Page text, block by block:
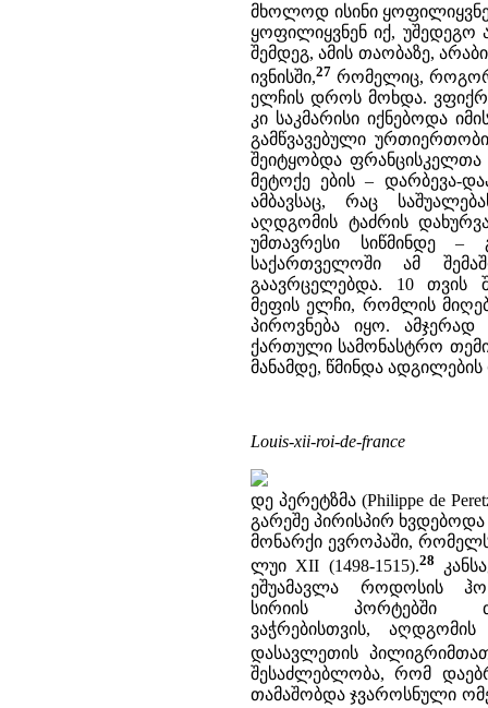
მხოლოდ ისინი
ყოფილიყვნენ იქ,
შემდეგ, ამის თაობაზე,
ივნისში,27 რომელიც,
ელჩის დროს მოხდა.
კი საკმარისი იქნებოდა
გამწვავებული
შეიტყობდა
მეტოქე ების – დარბევა-
ამბავსაც, რაც
აღდგომის ტაძრის
უმთავრესი სიწმინდე
საქართველოში ამ
გაავრცელებდა. 10 თვის
მეფის ელჩი, რომლის
პიროვნება იყო.
ქართული სამონასტრო
მანამდე, წმინდა
Louis-xii-roi-de-france
დე პერეტზმა (Philippe de
გარეშე პირისპირ
მონარქი ევროპაში,
ლუი XII (1498-1515).28
ეშუამავლა როდოსის
სირიის პორტებში
ვაჭრებისთვის,
დასავლეთის
შესაძლებლობა, რომ
თამაშობდა ჯვაროსნული